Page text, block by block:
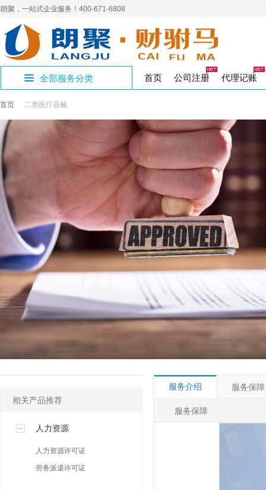
朗聚，一站式企业服务！400-671-6808
全部服务分类
开设公司专区
知识产权专区
财税服务专区
人事社保专区
国家局核名
注册地址
璧山区注册公司
九龙坡区注册公司
渝北区注册公司
公司注册 香港公司设立
股份公司注册
解除异常名录
注册资金变更
三类医疗器械
影视演出 经营性演出许可证
文化出版
增值电信 SP经营许可证
商标转让
商标
著作权 作品著作权
版权专利 实用新型专利
国地税报道
审计验资 验资报告 财务
税收筹划
公积金开户
社
工作居住证 工作居住证单位
集团官网 企业
首页 公司注册 代理记账
首页 二类医疗器械
服务介绍 服务保障
服务保障
相关产品推荐
人力资源
人力资源许可证
劳务派遣许可证